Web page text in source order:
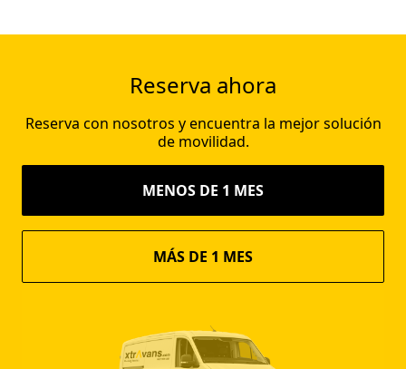
Reserva ahora
Reserva con nosotros y encuentra la mejor solución
de movilidad.
MENOS DE 1 MES
MÁS DE 1 MES